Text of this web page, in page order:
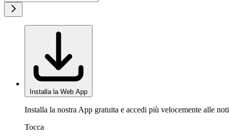
Installa la Web App
Installa la nostra App gratuita e accedi più velocemente alle
Tocca